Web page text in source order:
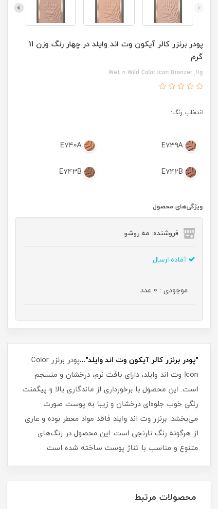
پودر برنزر کالر آیکون وت اند وایلد در چهار رنگ وزن 11
گرم
Wet n Wild Color Icon Bronzer ,11g
انتخاب رنگ:
E739A
E740A
E742B
E743B
ویژگی‌های محصول
فروشنده: مه رو‌شو
آماده ارسال
موجودی : 0 عدد
"پودر برنزر کالر آیکون وت اند وایلد"...
پودر برنزر Color
Icon وت اند وایلد، دارای بافت نرم، درخشان و منسجم
است. این محصول با برخورداری از ماندگاری بالا و پیگمنت
رنگی خوب جلوه‌ای درخشان و زیبا به پوست صورت
می‌بخشد. برنزر وت اند وایلد فاقد مواد معطر بوده و عاری
از هرگونه رنگ نارنجی است. این محصول در رنگ‌های
متنوع و مناسب با تناژ پوست ساخته شده است.
محصولات مرتبط